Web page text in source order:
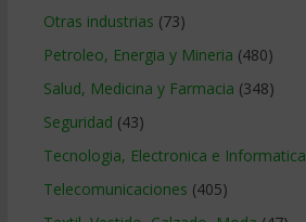
Otras industrias (73)
Petroleo, Energia y Mineria (480)
Salud, Medicina y Farmacia (348)
Seguridad (43)
Tecnologia, Electronica e Informatica
Telecomunicaciones (405)